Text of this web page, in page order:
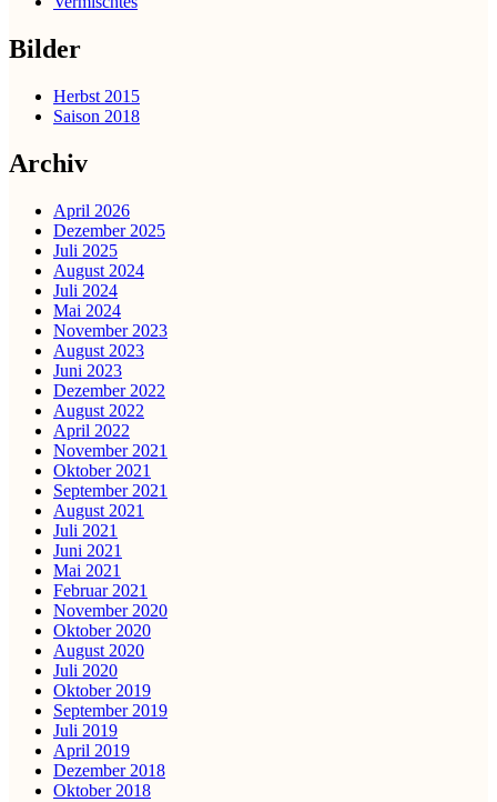
Bilder
Herbst 2015
Saison 2018
Archiv
April 2026
Dezember 2025
Juli 2025
August 2024
Juli 2024
Mai 2024
November 2023
August 2023
Juni 2023
Dezember 2022
August 2022
April 2022
November 2021
Oktober 2021
September 2021
August 2021
Juli 2021
Juni 2021
Mai 2021
Februar 2021
November 2020
Oktober 2020
August 2020
Juli 2020
Oktober 2019
September 2019
Juli 2019
April 2019
Dezember 2018
Oktober 2018